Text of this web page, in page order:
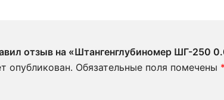
отзыв на «Штангенглубиномер ШГ-250
опубликован. Обязательные поля помечены *